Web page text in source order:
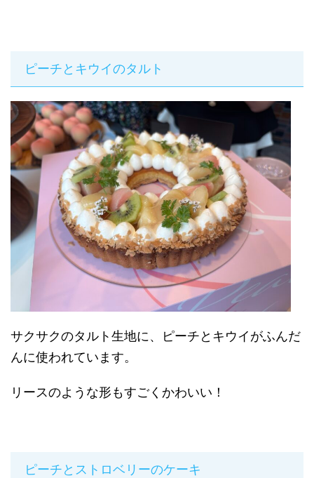
ピーチとキウイのタルト
サクサクのタルト生地に、ピーチとキウイがふんだ
んに使われています。
リースのような形もすごくかわいい！
ピーチとストロベリーのケーキ